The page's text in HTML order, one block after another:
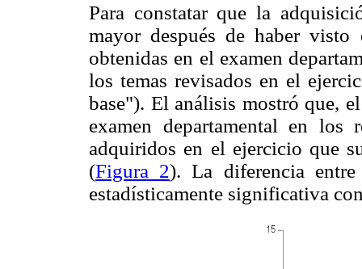
Para constatar que la
mayor después de haber
obtenidas en el examen
los temas revisados en el
base"). El análisis mostró que,
examen departamental en los
adquiridos en el ejercicio que
(Figura 2). La diferencia entre
estadísticamente significativa